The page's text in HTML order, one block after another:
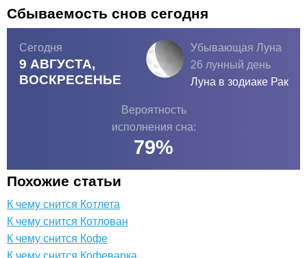
Сбываемость снов сегодня
Сегодня
9 АВГУСТА,
ВОСКРЕСЕНЬЕ
Убывающая Луна
26 лунный день
Луна в зодиаке Рак
Вероятность
исполнения сна:
79%
Похожие статьи
К чему снится Котлета
К чему снится Котлован
К чему снится Кофе
К чему снится Кофеварка